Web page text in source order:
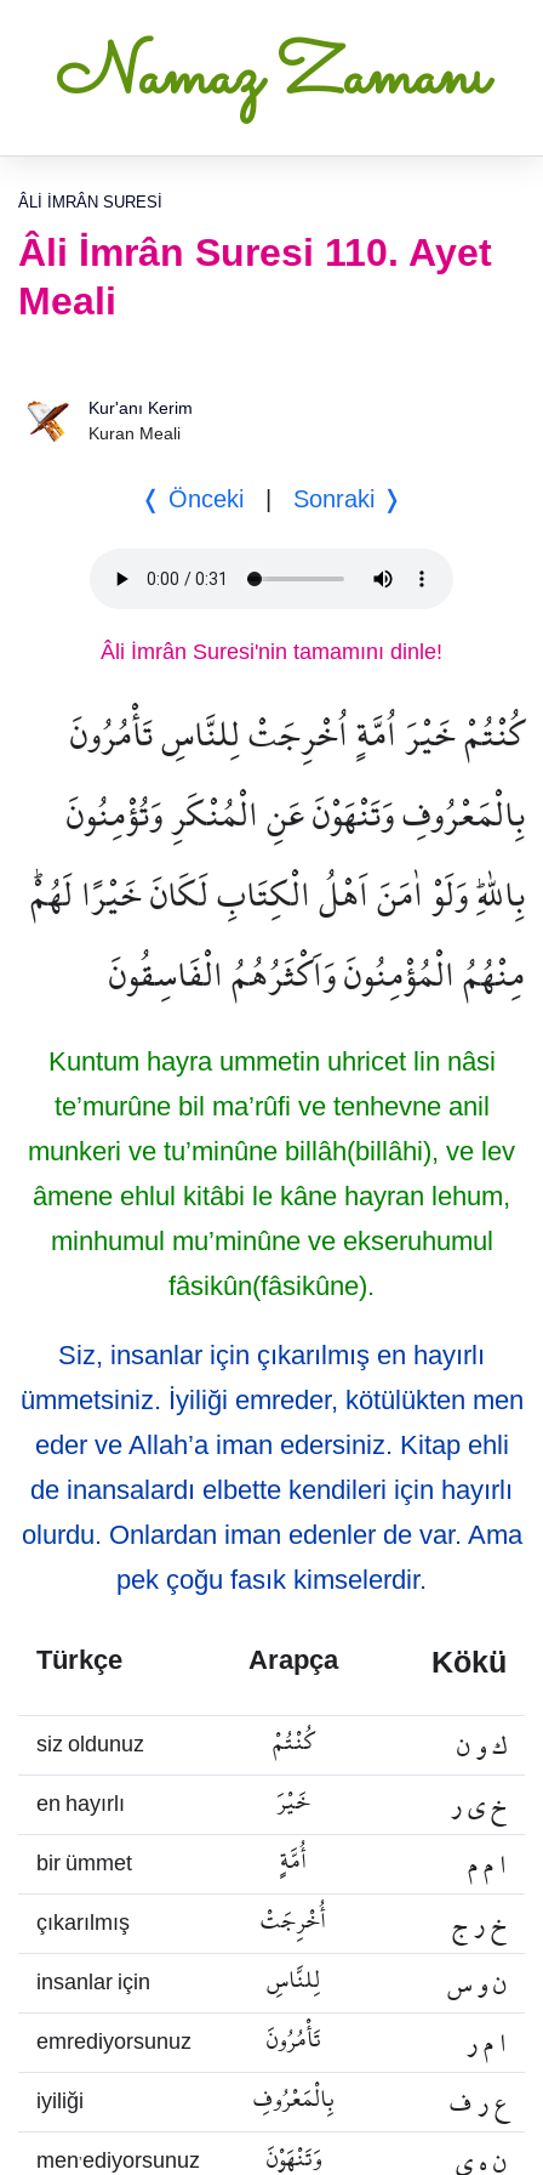
Namaz Zamanı
ÂLI İMRÂN SURESI
Âli İmrân Suresi 110. Ayet
Meali
Kur'anı Kerim
Kuran Meali
❬ Önceki Sonraki ❭
Âli İmrân Suresi'nin tamamını dinle!
كُنْتُمْ خَيْرَ اُمَّةٍ اُخْرِجَتْ لِلنَّاسِ تَأْمُرُونَ
بِالْمَعْرُوفِ وَتَنْهَوْنَ عَنِ الْمُنْكَرِ وَتُؤْمِنُونَ
بِاللّٰهِۜ وَلَوْ اٰمَنَ اَهْلُ الْكِتَابِ لَكَانَ خَيْرًا لَهُمْۜ
مِنْهُمُ الْمُؤْمِنُونَ وَاَكْثَرُهُمُ الْفَاسِقُونَ
Kuntum hayra ummetin uhricet lin nâsi
te’murûne bil ma’rûfi ve tenhevne anil
munkeri ve tu’minûne billâh(billâhi), ve lev
âmene ehlul kitâbi le kâne hayran lehum,
minhumul mu’minûne ve ekseruhumul
fâsikûn(fâsikûne).
Siz, insanlar için çıkarılmış en hayırlı
ümmetsiniz. İyiliği emreder, kötülükten men
eder ve Allah’a iman edersiniz. Kitap ehli
de inansalardı elbette kendileri için hayırlı
olurdu. Onlardan iman edenler de var. Ama
pek çoğu fasık kimselerdir.
Türkçe Arapça Kökü
siz oldunuz كُنْتُمْ ك و ن
en hayırlı خَيْرَ خ ي ر
bir ümmet أُمَّةٍ ا م م
çıkarılmış أُخْرِجَتْ خ ر ج
insanlar için لِلنَّاسِ ن و س
emrediyorsunuz تَأْمُرُونَ ا م ر
iyiliği بِالْمَعْرُوفِ ع ر ف
men’ediyorsunuz وَتَنْهَوْنَ ن ه ي